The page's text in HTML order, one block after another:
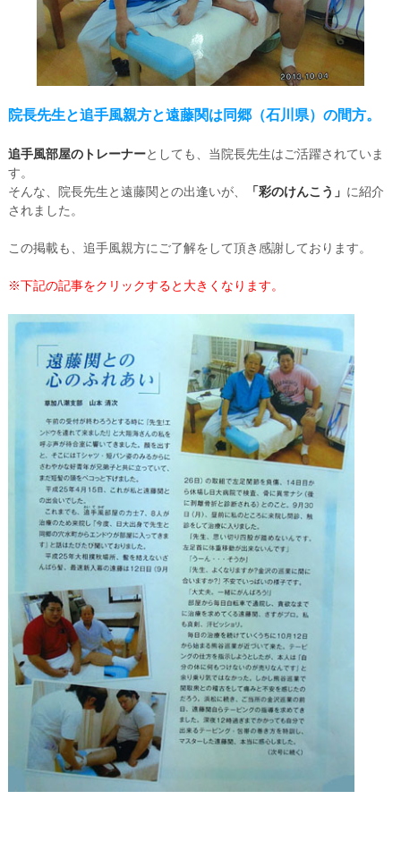
院長先生と追手風親方と遠藤関は同郷（石川県）の間方。
追手風部屋のトレーナーとしても、当院長先生はご活躍されていま
す。
そんな、院長先生と遠藤関との出逢いが、
「彩のけんこう」 に紹介
されました。
この掲載も、追手風親方にご了解をして頂き感謝しております。
※下記の記事をクリックすると大きくなります。